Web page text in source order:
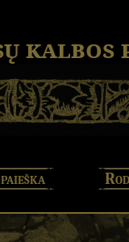
kalbos